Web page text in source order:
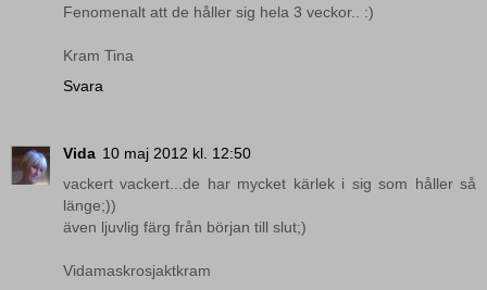
Fenomenalt att de håller sig hela 3 veckor.. :)
Kram Tina
Svara
Vida 10 maj 2012 kl. 12:50
vackert vackert...de har mycket kärlek i sig som håller så
länge;))
även ljuvlig färg från början till slut;)
Vidamaskrosjaktkram